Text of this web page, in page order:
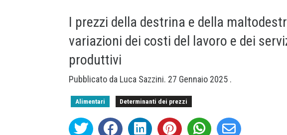
I prezzi della destrina e della
variazioni dei costi del lavoro e dei
produttivi
Pubblicato da Luca Sazzini. 27 Gennaio 2025 .
Alimentari Determinanti dei prezzi